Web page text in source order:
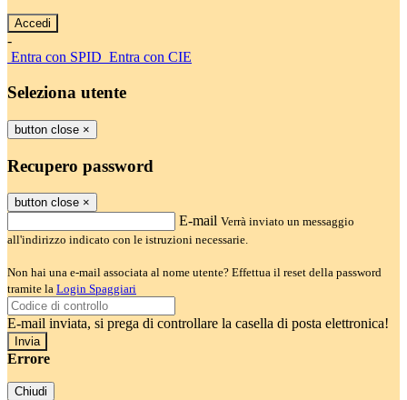
-
Entra con SPID Entra con CIE
Seleziona utente
button close ×
Recupero password
button close ×
E-mail Verrà inviato un messaggio
all'indirizzo indicato con le istruzioni necessarie.
Non hai una e-mail associata al nome utente? Effettua il reset della password
tramite la Login Spaggiari
E-mail inviata, si prega di controllare la casella di posta elettronica!
Errore
Chiudi